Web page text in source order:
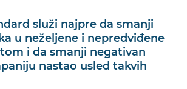
služi najpre da smanji
u neželjene i nepredviđene
i da smanji negativan
nastao usled takvih